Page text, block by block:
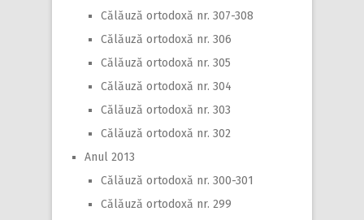
Călăuză ortodoxă nr. 307-308
Călăuză ortodoxă nr. 306
Călăuză ortodoxă nr. 305
Călăuză ortodoxă nr. 304
Călăuză ortodoxă nr. 303
Călăuză ortodoxă nr. 302
Anul 2013
Călăuză ortodoxă nr. 300-301
Călăuză ortodoxă nr. 299